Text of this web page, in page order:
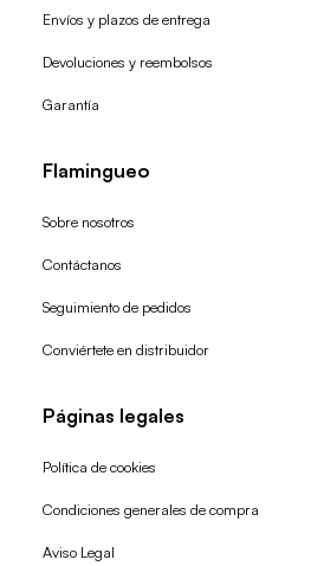
Envíos y plazos de entrega
Devoluciones y reembolsos
Garantía
Flamingueo
Sobre nosotros
Contáctanos
Seguimiento de pedidos
Conviértete en distribuidor
Páginas legales
Política de cookies
Condiciones generales de compra
Aviso Legal